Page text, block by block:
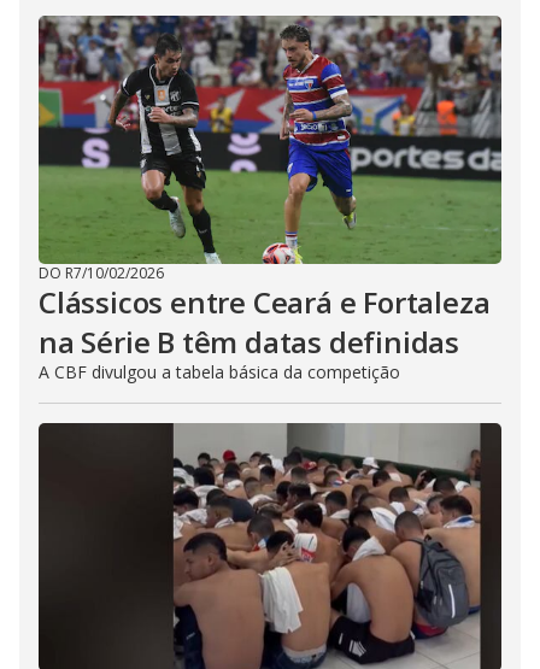
DO R7/10/02/2026
Clássicos entre Ceará e Fortaleza
na Série B têm datas definidas
A CBF divulgou a tabela básica da competição